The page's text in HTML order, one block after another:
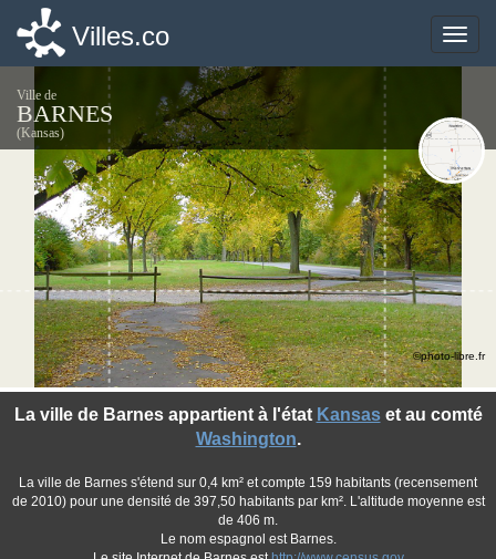
Toggle
Villes.co
Ville de
BARNES
(Kansas)
La ville de Barnes appartient à l'état Kansaset au comté
Washington.
La ville de Barnes s'étend sur 0,4 km² et compte 159 habitants (recensement
de 2010) pour une densité de 397,50 habitants par km². L'altitude moyenne est
de 406 m.
Le nom espagnol est Barnes.
©photo-libre.fr
Toggle
Villes.co